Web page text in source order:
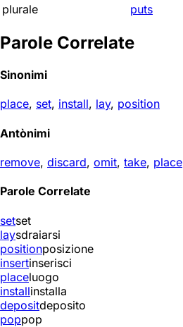
plurale
puts
Parole Correlate
Sinonimi
place, set, install, lay, position
Antònimi
remove, discard, omit, take, place
Parole Correlate
setset
laysdraiarsi
positionposizione
insertinserisci
placeluogo
installinstalla
depositdeposito
poppop